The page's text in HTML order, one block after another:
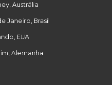
Austrália
Janeiro, Brasil
EUA
Alemanha